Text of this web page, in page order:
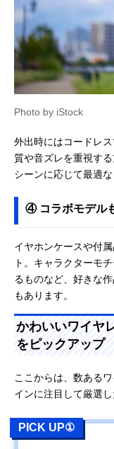
Photo by iStock
外出時にはコードレ
質や音ズレを重視す
シーンに応じて最適
④ コラボモデル
イヤホンケースや付
ト。キャラクターモ
るものなど、好きな
もあります。
かわいいワイヤ
をピックアップ
ここからは、数ある
インに注目して厳選
PICK UP①